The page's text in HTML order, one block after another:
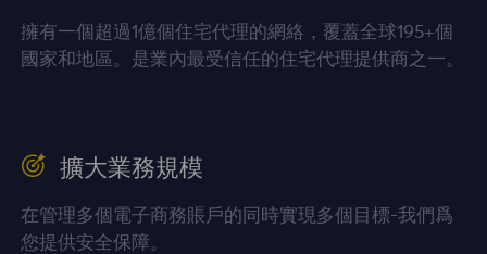
擁有一個超過1億個住宅代理的網絡，覆蓋全球195+個
國家和地區。是業內最受信任的住宅代理提供商之一。
擴大業務規模
在管理多個電子商務賬戶的同時實現多個目標-我們爲
您提供安全保障。